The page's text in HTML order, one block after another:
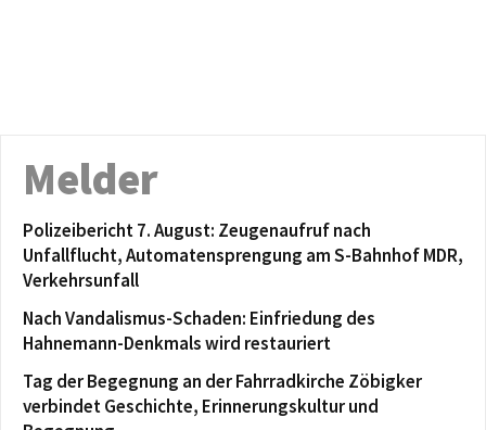
Melder
Polizeibericht 7. August: Zeugenaufruf nach
Unfallflucht, Automatensprengung am S-Bahnhof MDR,
Verkehrsunfall
Nach Vandalismus-Schaden: Einfriedung des
Hahnemann-Denkmals wird restauriert
Tag der Begegnung an der Fahrradkirche Zöbigker
verbindet Geschichte, Erinnerungskultur und